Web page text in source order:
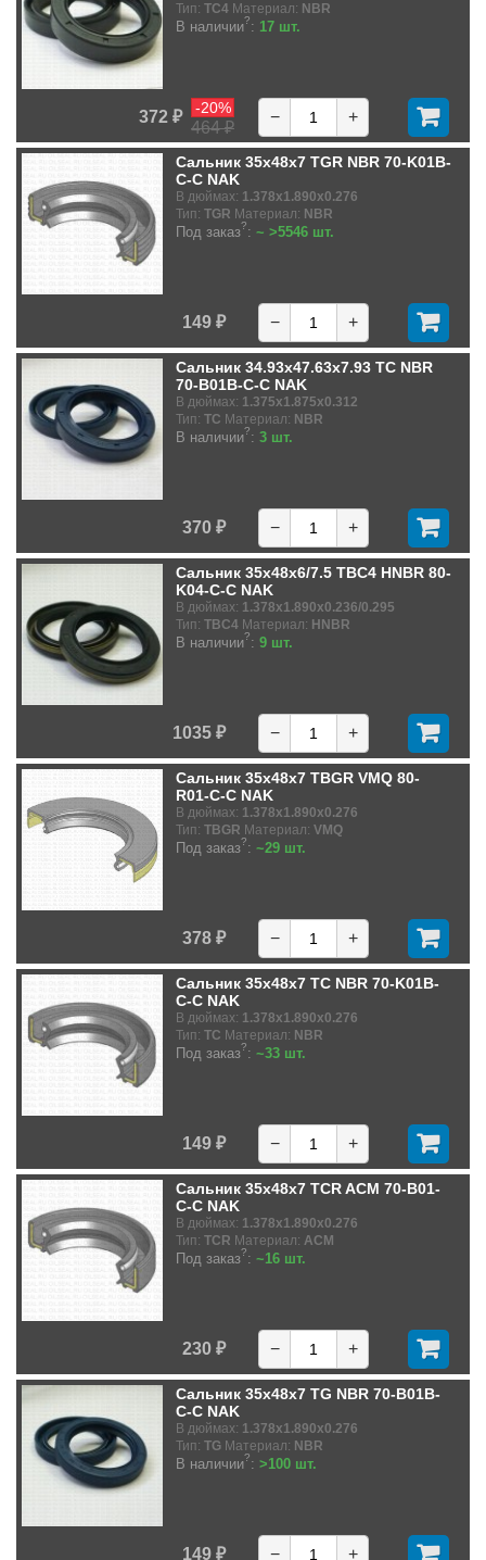
Тип: TC4 Материал: NBR
В наличии?: 17 шт.
372 ₽
464 ₽
-20% − +
Сальник 35x48x7 TGR NBR 70-K01B-
C-C NAK
В дюймах: 1.378x1.890x0.276
Тип: TGR Материал: NBR
Под заказ?: ~ >5546 шт.
149 ₽ − +
Сальник 34.93x47.63x7.93 TC NBR
70-B01B-C-C NAK
В дюймах: 1.375x1.875x0.312
Тип: TC Материал: NBR
В наличии?: 3 шт.
370 ₽ − +
Сальник 35x48x6/7.5 TBC4 HNBR 80-
K04-C-C NAK
В дюймах: 1.378x1.890x0.236/0.295
Тип: TBC4 Материал: HNBR
В наличии?: 9 шт.
1035 ₽ − +
Сальник 35x48x7 TBGR VMQ 80-
R01-C-C NAK
В дюймах: 1.378x1.890x0.276
Тип: TBGR Материал: VMQ
Под заказ?: ~29 шт.
378 ₽ − +
Сальник 35x48x7 TC NBR 70-K01B-
C-C NAK
В дюймах: 1.378x1.890x0.276
Тип: TC Материал: NBR
Под заказ?: ~33 шт.
149 ₽ − +
Сальник 35x48x7 TCR ACM 70-B01-
C-C NAK
В дюймах: 1.378x1.890x0.276
Тип: TCR Материал: ACM
Под заказ?: ~16 шт.
230 ₽ − +
Сальник 35x48x7 TG NBR 70-B01B-
C-C NAK
В дюймах: 1.378x1.890x0.276
Тип: TG Материал: NBR
В наличии?: >100 шт.
149 ₽ − +